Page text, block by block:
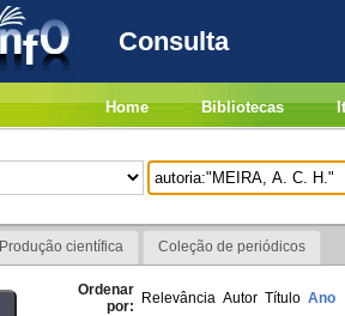
Consulta
Home Bibliotecas
Produção científica Coleção de periódicos
Ordenar
por: Relevância Autor Título Ano